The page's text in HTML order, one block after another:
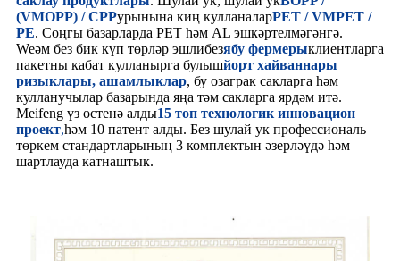
(VMOPP) / CPPурынына киң кулланаларPET / VMPET /
PE. Соңгы базарларда PET һәм AL эшкәртелмәгәнгә.
Weәм без бик күп төрләр эшлибезябу фермерыклиентларга
пакетны кабат кулланырга булышйорт хайваннары
ризыклары, ашамлыклар, бу озаграк сакларга һәм
кулланучылар базарында яңа тәм сакларга ярдәм итә.
Meifeng үз өстенә алды15 төп ​​технологик инновацион
проект,һәм 10 патент алды. Без шулай ук ​​профессиональ
төркем стандартларының 3 комплектын әзерләүдә һәм
шартлауда катнаштык.